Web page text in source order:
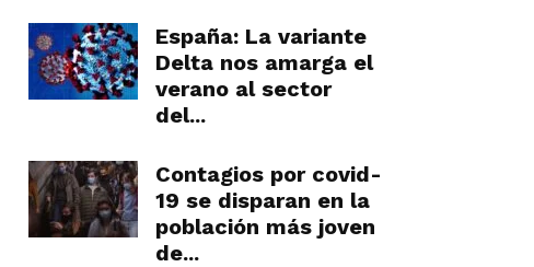
España: La variante
Delta nos amarga el
verano al sector
del...
Contagios por covid-
19 se disparan en la
población más joven
de...